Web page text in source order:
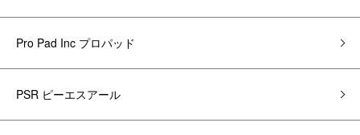
Pro Pad Inc プロパッド
PSR ピーエスアール